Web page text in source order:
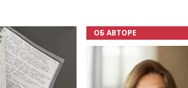
ОБ АВТОРЕ